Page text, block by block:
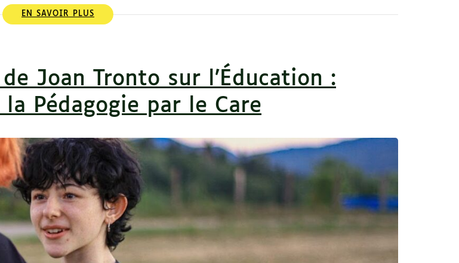
EN SAVOIR PLUS
Joan Tronto sur l’Éducation :
Pédagogie par le Care